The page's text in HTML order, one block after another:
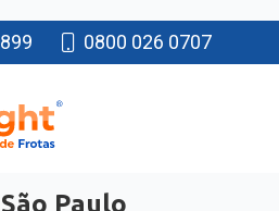
0800 026 0707
Paulo